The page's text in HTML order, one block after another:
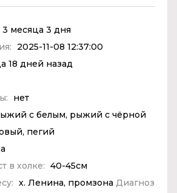
3 месяца 3 дня
2025-11-08 12:37:00
18 дней назад
нет
с белым, рыжий с чёрной
пегий
в холке: 40-45см
х. Ленина, промзона Диагноз